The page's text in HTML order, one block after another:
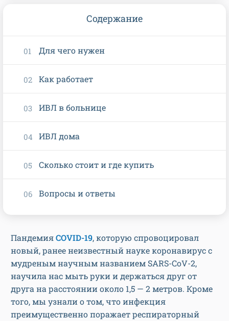
ПандемияCOVID-19, которую спровоцировал
новый, ранее неизвестный науке коронавирус с
мудреным научным названием SARS-CoV-2,
научила нас мыть руки и держаться друг от
друга на расстоянии около 1,5 — 2 метров. Кроме
того, мы узнали о том, что инфекция
преимущественно поражает респираторный
Содержание
Для чего нужен
Как работает
ИВЛ в больнице
ИВЛ дома
Сколько стоит и где купить
Вопросы и ответы